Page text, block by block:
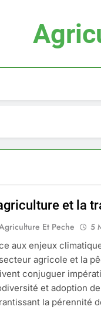
et la
Et Peche 5
aux enjeux
agricole et la
conjuguer
et adoption
la pérennité